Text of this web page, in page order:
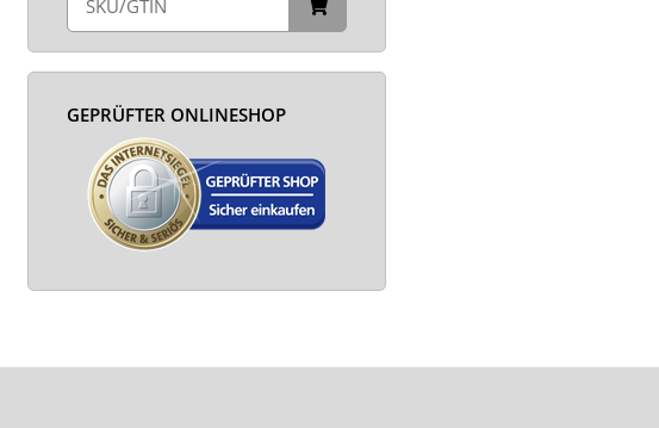
GEPRÜFTER ONLINESHOP